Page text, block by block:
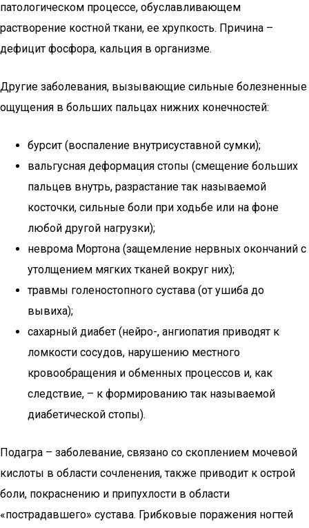
патологическом процессе, обуславливающем
растворение костной ткани, ее хрупкость. Причина –
дефицит фосфора, кальция в организме.
Другие заболевания, вызывающие сильные болезненные
ощущения в больших пальцах нижних конечностей:
бурсит (воспаление внутрисуставной сумки);
вальгусная деформация стопы (смещение больших
пальцев внутрь, разрастание так называемой
косточки, сильные боли при ходьбе или на фоне
любой другой нагрузки);
неврома Мортона (защемление нервных окончаний с
утолщением мягких тканей вокруг них);
травмы голеностопного сустава (от ушиба до
вывиха);
сахарный диабет (нейро-, ангиопатия приводят к
ломкости сосудов, нарушению местного
кровообращения и обменных процессов и, как
следствие, – к формированию так называемой
диабетической стопы).
Подагра – заболевание, связано со скоплением мочевой
кислоты в области сочленения, также приводит к острой
боли, покраснению и припухлости в области
«пострадавшего» сустава. Грибковые поражения ногтей